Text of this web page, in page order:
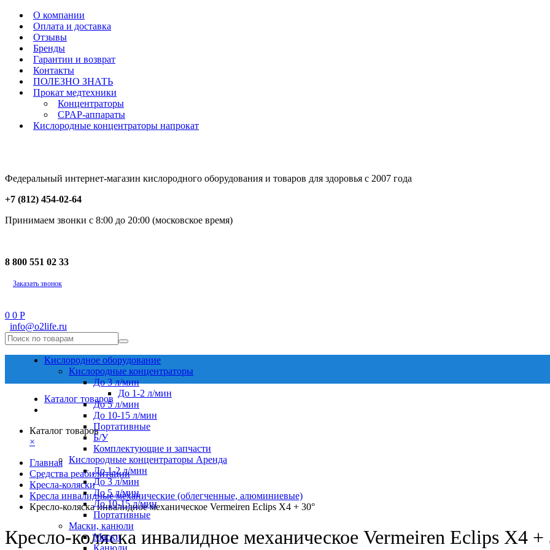
О компании
Оплата и доставка
Отзывы
Бренды
Гарантии и возврат
Контакты
ПОЛЕЗНО ЗНАТЬ
Прокат медтехники
Концентраторы
CPAP-аппараты
Кислородные концентраторы напрокат
Федеральный интернет-магазин кислородного оборудования и товаров для здоровья с 2007 года
+7 (812) 454-02-64
Принимаем звонки с 8:00 до 20:00 (московское время)
8 800 551 02 33
Заказать звонок
0 0 Р
info@o2life.ru
Кислородное оборудование
Кислородные концентраторы
До 3 л/мин
До 1-2 л/мин
До 5 л/мин
До 10-15 л/мин
Портативные
Б/У
Комплектующие и запчасти
Кислородные концентраторы Аренда
До 1-2 л/мин
До 3 л/мин
До 5 л/мин
До 10-15 л/мин
Портативные
Маски, канюли
Маски
Канюли
Каталог товаров
Каталог товаров
×
Главная
Средства реабилитации
Кресла-коляски
Кресла инвалидные механические (облегченные, алюминиевые)
Кресло-коляска инвалидное механическое Vermeiren Eclips X4 + 30°
Кресло-коляска инвалидное механическое Vermeiren Eclips X4 +